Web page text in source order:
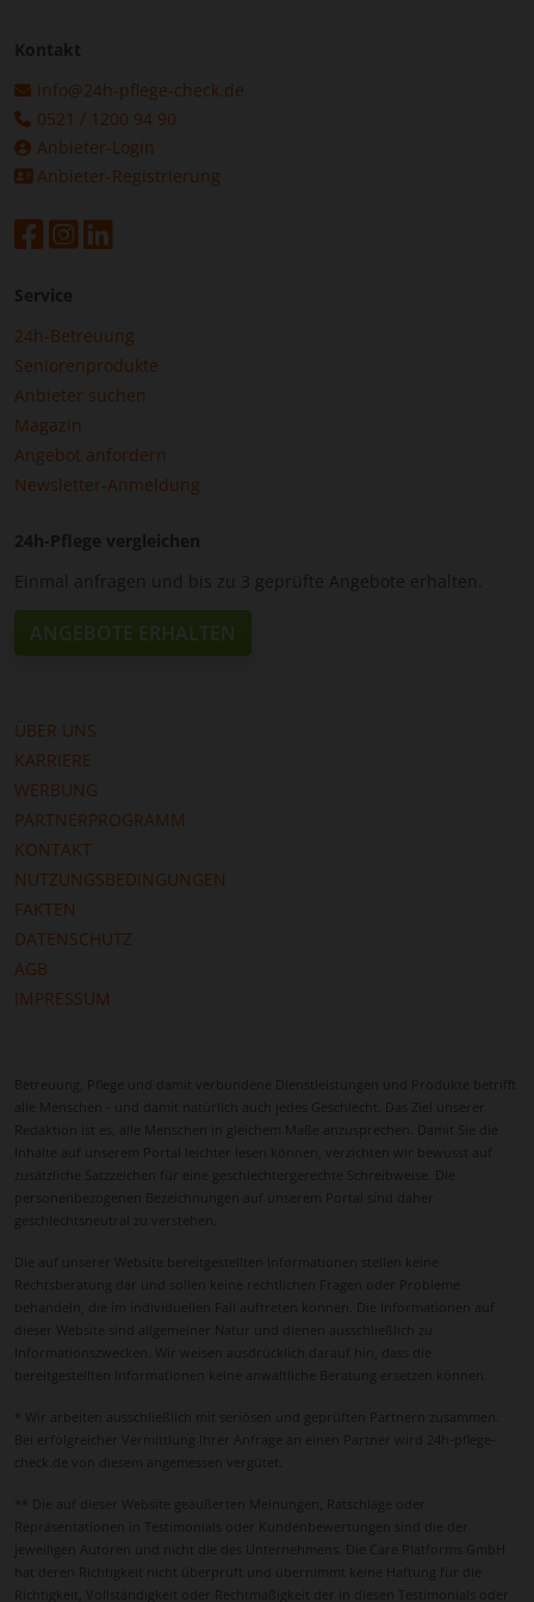
Kontakt
info@24h-pflege-check.de
0521 / 1200 94 90
Anbieter-Login
Anbieter-Registrierung
Service
24h-Betreuung
Seniorenprodukte
Anbieter suchen
Magazin
Angebot anfordern
Newsletter-Anmeldung
24h-Pflege vergleichen
Einmal anfragen und bis zu 3 geprüfte Angebote erhalten.
ANGEBOTE ERHALTEN
ÜBER UNS
KARRIERE
WERBUNG
PARTNERPROGRAMM
KONTAKT
NUTZUNGSBEDINGUNGEN
FAKTEN
DATENSCHUTZ
AGB
IMPRESSUM
Betreuung, Pflege und damit verbundene Dienstleistungen und Produkte betrifft
alle Menschen - und damit natürlich auch jedes Geschlecht. Das Ziel unserer
Redaktion ist es, alle Menschen in gleichem Maße anzusprechen. Damit Sie die
Inhalte auf unserem Portal leichter lesen können, verzichten wir bewusst auf
zusätzliche Satzzeichen für eine geschlechtergerechte Schreibweise. Die
personenbezogenen Bezeichnungen auf unserem Portal sind daher
geschlechtsneutral zu verstehen.
Die auf unserer Website bereitgestellten Informationen stellen keine
Rechtsberatung dar und sollen keine rechtlichen Fragen oder Probleme
behandeln, die im individuellen Fall auftreten können. Die Informationen auf
dieser Website sind allgemeiner Natur und dienen ausschließlich zu
Informationszwecken. Wir weisen ausdrücklich darauf hin, dass die
bereitgestellten Informationen keine anwaltliche Beratung ersetzen können.
* Wir arbeiten ausschließlich mit seriösen und geprüften Partnern zusammen.
Bei erfolgreicher Vermittlung Ihrer Anfrage an einen Partner wird 24h-pflege-
check.de von diesem angemessen vergütet.
** Die auf dieser Website geäußerten Meinungen, Ratschläge oder
Repräsentationen in Testimonials oder Kundenbewertungen sind die der
jeweiligen Autoren und nicht die des Unternehmens. Die Care Platforms GmbH
hat deren Richtigkeit nicht überprüft und übernimmt keine Haftung für die
Richtigkeit, Vollständigkeit oder Rechtmäßigkeit der in diesen Testimonials oder